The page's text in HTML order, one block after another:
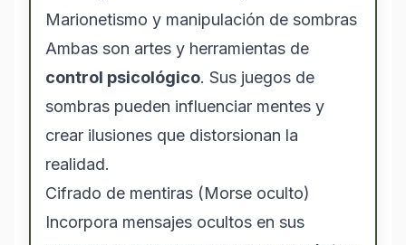
Marionetismo y manipulación de sombras
Ambas son artes y herramientas de
control psicológico. Sus juegos de
sombras pueden influenciar mentes y
crear ilusiones que distorsionan la
realidad.
Cifrado de mentiras (Morse oculto)
Incorpora mensajes ocultos en sus